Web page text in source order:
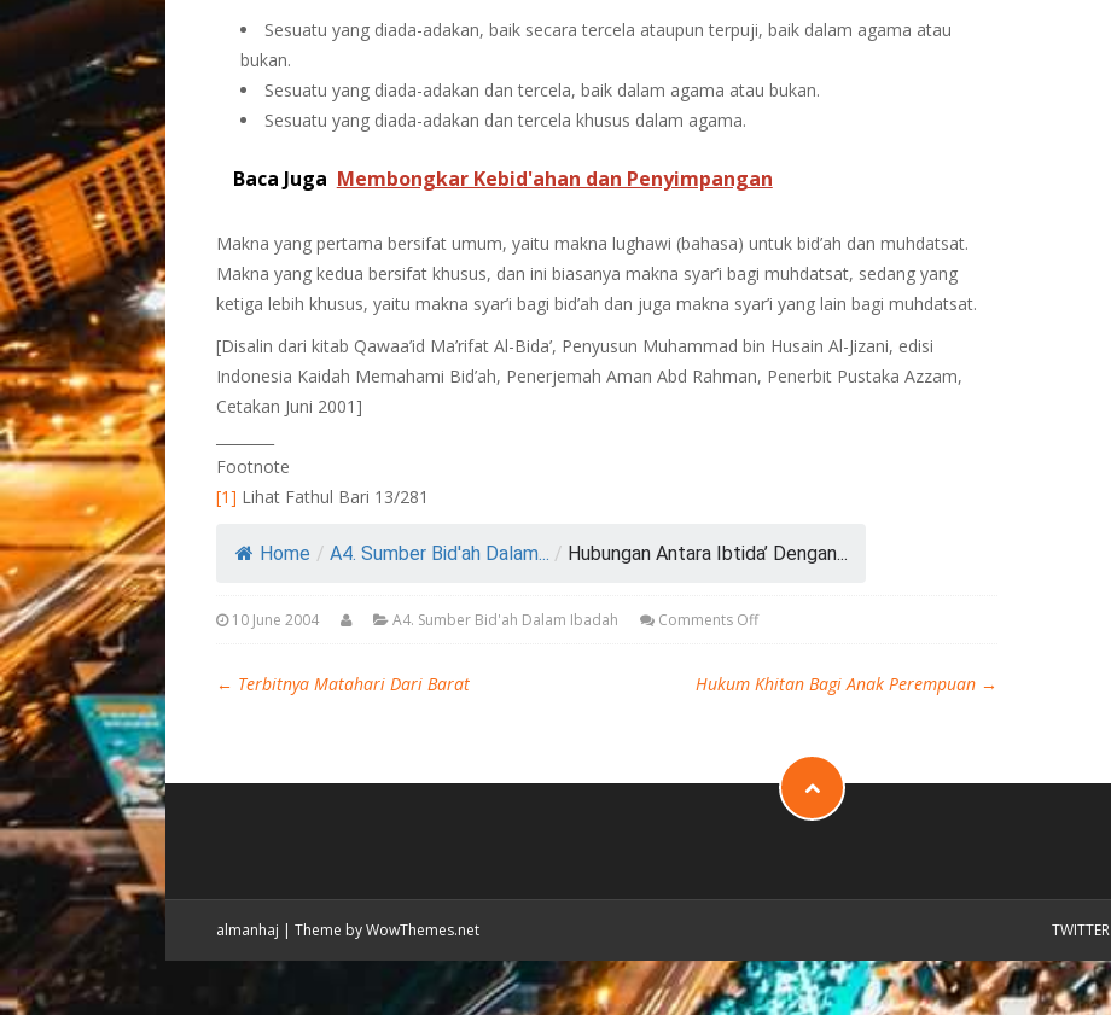
Sesuatu yang diada-adakan, baik secara tercela ataupun terpuji, baik dalam agama atau
bukan.
Sesuatu yang diada-adakan dan tercela, baik dalam agama atau bukan.
Sesuatu yang diada-adakan dan tercela khusus dalam agama.
Baca Juga Membongkar Kebid'ahan dan Penyimpangan
Makna yang pertama bersifat umum, yaitu makna lughawi (bahasa) untuk bid’ah dan muhdatsat.
Makna yang kedua bersifat khusus, dan ini biasanya makna syar’i bagi muhdatsat, sedang yang
ketiga lebih khusus, yaitu makna syar’i bagi bid’ah dan juga makna syar’i yang lain bagi muhdatsat.
[Disalin dari kitab Qawaa’id Ma’rifat Al-Bida’, Penyusun Muhammad bin Husain Al-Jizani, edisi
Indonesia Kaidah Memahami Bid’ah, Penerjemah Aman Abd Rahman, Penerbit Pustaka Azzam,
Cetakan Juni 2001]
Footnote
[1] Lihat Fathul Bari 13/281
Home / A4. Sumber Bid'ah Dalam... / Hubungan Antara Ibtida’ Dengan...
10 June 2004 A4. Sumber Bid'ah Dalam Ibadah Comments Off
← Terbitnya Matahari Dari Barat Hukum Khitan Bagi Anak Perempuan →
almanhaj | Theme by WowThemes.net TWITTER